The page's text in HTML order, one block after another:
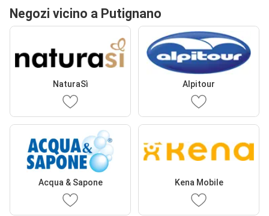
Negozi vicino a Putignano
NaturaSì Alpitour
Acqua & Sapone Kena Mobile